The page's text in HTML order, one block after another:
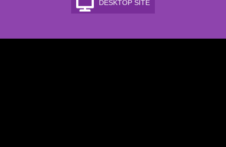
DESKTOP SITE